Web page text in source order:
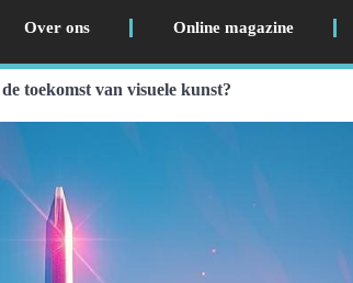
Over ons Online magazine
toekomst van visuele kunst?